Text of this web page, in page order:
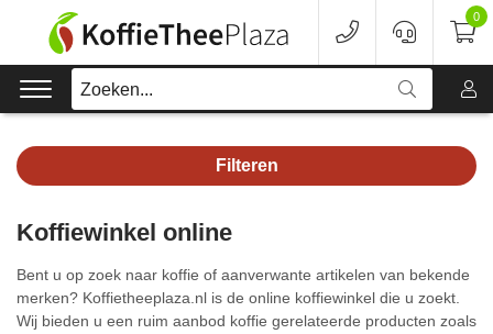
Zoeken...
0
Koffieapparaten
Voordeelverpakking
Filteren
Koffiewinkel online
Bent u op zoek naar koffie of aanverwante artikelen van bekende
merken? Koffietheeplaza.nl is de online koffiewinkel die u zoekt.
Wij bieden u een ruim aanbod koffie gerelateerde producten zoals